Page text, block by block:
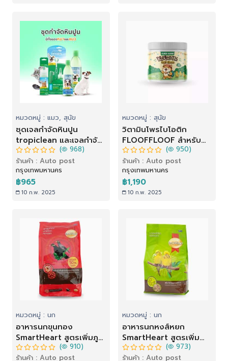
หมวดหมู่ : แมว, สุนัข
ชุดเจลกำจัดหินปูน
tropiclean และเจลกำจัด
คราบกินปูน ( 968)
ร้านค้า : Auto post
กรุงเทพมหานคร
฿965
10 ก.พ. 2025
หมวดหมู่ : สุนัข
วิตามินโพรไบโอติก
FLOOFFLOOF สำหรับ
สุนัข รสเป็ด (120 ชิ้น)
( 950)
ร้านค้า : Auto post
กรุงเทพมหานคร
฿1,190
10 ก.พ. 2025
หมวดหมู่ : นก
อาหารนกขุนทอง
SmartHeart สูตรเพิ่มภูมิ
ขนสวย (400 g)
( 910)
ร้านค้า : Auto post
หมวดหมู่ : นก
อาหารนกหงส์หยก
SmartHeart สูตรเพิ่ม
วิตามินและแร่ธาตุ (1 kg)
( 973)
ร้านค้า : Auto post